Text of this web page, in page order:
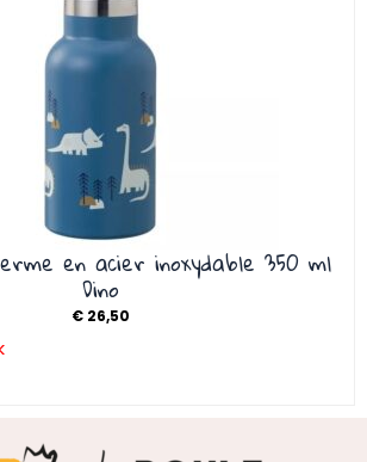
en acier inoxydable 350 ml
Dino
€26,50